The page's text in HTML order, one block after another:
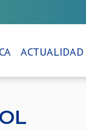
ACTUALIDAD